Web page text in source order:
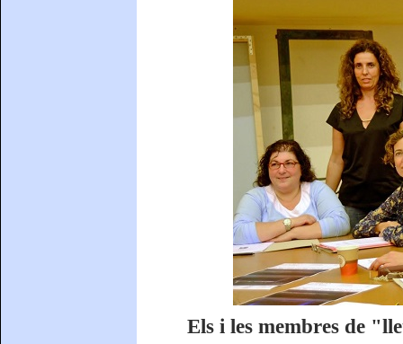
Els i les membres de